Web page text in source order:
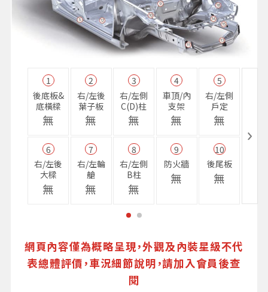
1
後底板&
底橫樑
無
2
右/左後
葉子板
無
3
右/左側
C(D)柱
無
4
車頂/內
支架
無
5
右/左側
戶定
無
6
右/左後
大樑
無
7
右/左輪
艙
無
8
右/左側
B柱
無
9
防火牆
無
10
後尾板
無
網頁內容僅為概略呈現，外觀及內裝星級不代
表總體評價，車況細節說明，請加入會員後查
閱